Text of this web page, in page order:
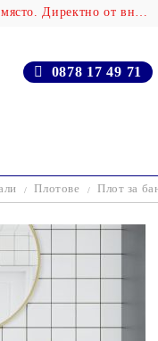
Крабов - Над 100 000 продукта на едно място. Директно от вносителя!
0878 17 49 71
Плотове Плот за